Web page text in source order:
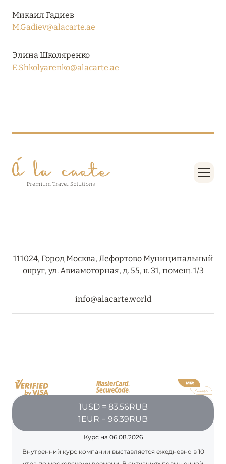
RIXOS PREMIUM SAADIYAT ISLAND ABU DHABI:
Подробнее
27 сентября 2024
HÔTEL BARRIÈRE LES NEIGES
КОНЦЕПЦИЯ «ВСЁ ВКЛЮЧЕНО – ВСЁ
Подробнее
ВЫГОДНАЯ АРИФМЕТИКА ОТ ULTIMA GSTAAD
И ULTIMA COURCHEVEL
Подробнее
Микаил Гадиев
M.Gadiev@alacarte.ae
Элина Школяренко
E.Shkolyarenko@alacarte.ae
111024, Город Москва, Лефортово Муниципальный
округ, ул. Авиамоторная, д. 55, к. 31, помещ. 1/3
info@alacarte.world
1USD = 83.56RUB
1EUR = 96.39RUB
Курс на 06.08.2026
Внутренний курс компании выставляется ежедневно в 10